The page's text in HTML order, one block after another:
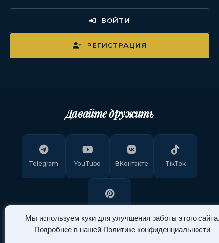
Мы используем куки для улучшения работы этого сайта.
Подробнее в нашей Политике конфиденциальности
ВОЙТИ
РЕГИСТРАЦИЯ
Давайте дружить
Telegram YouTube ВКонтакте TikTok
Pinterest